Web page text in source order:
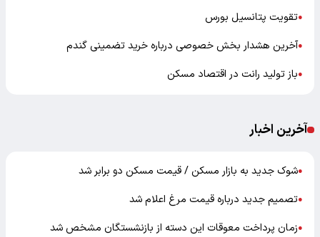
●تقویت پتانسیل بورس
●آخرین هشدار بخش خصوصی درباره خرید تضمینی گندم
●باز تولید رانت در اقتصاد مسکن
آخرین اخبار
●شوک جدید به بازار مسکن / قیمت مسکن دو برابر شد
●تصمیم جدید درباره قیمت مرغ اعلام شد
●زمان پرداخت معوقات این دسته از بازنشستگان مشخص شد